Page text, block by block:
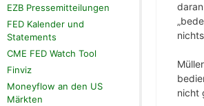
nicht
EZB Pressemitteilungen
FED Kalender und
Statements
CME FED Watch Tool
Finviz
Moneyflow an den US
Märkten